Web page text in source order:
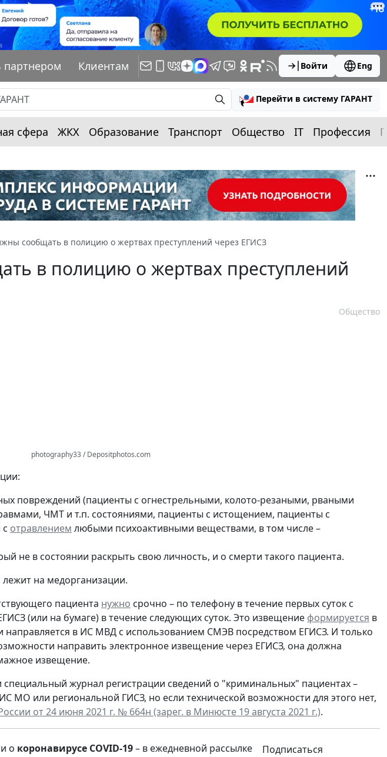
партнером Клиентам Войти Eng
Перейти в систему ГАРАНТ
сфера ЖКХ Образование Транспорт Общество IT Профессия
сообщать в полицию о жертвах преступлений через ЕГИСЗ
в полицию о жертвах преступлений
Общество
photography33 / Depositphotos.com
повреждений (пациенты с огнестрельными, колото-резаными, рваными
ЧМТ и т.п. состояниями, пациенты с истощением, пациенты с
отравлением любыми психоактивными веществами, в том числе –
не в состоянии раскрыть свою личность, и о смерти такого пациента.
на медорганизации.
пациента нужно срочно – по телефону в течение первых суток с
(или на бумаге) в течение следующих суток. Это извещение формируется в
в ИС МВД с использованием СМЭВ посредством ЕГИСЗ. И только
направить электронное извещение через ЕГИСЗ, она должна
извещение.
специальный журнал регистрации сведений о "криминальных" пациентах –
МО или региональной ГИСЗ, но если технической возможности для этого нет,
от 24 июня 2021 г. № 664н (зарег. в Минюсте 19 августа 2021 г.).
о коронавирусе COVID-19– в ежедневной рассылке Подписаться